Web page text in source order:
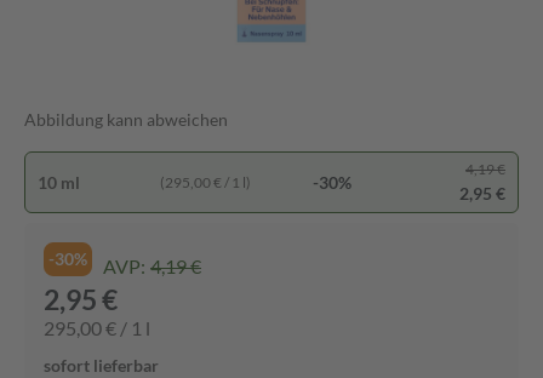
Abbildung kann abweichen
10 ml (295,00 € / 1 l) -30%
4,19 €
2,95 €
-30% AVP: 4,19 €
2,95 €
295,00 € / 1 l
sofort lieferbar